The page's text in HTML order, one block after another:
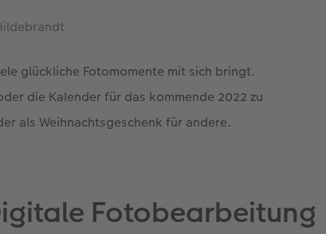
glückliche Fotomomente mit sich bringt.
die Kalender für das kommende 2022 zu
als Weihnachtsgeschenk für andere.
Fotobearbeitung